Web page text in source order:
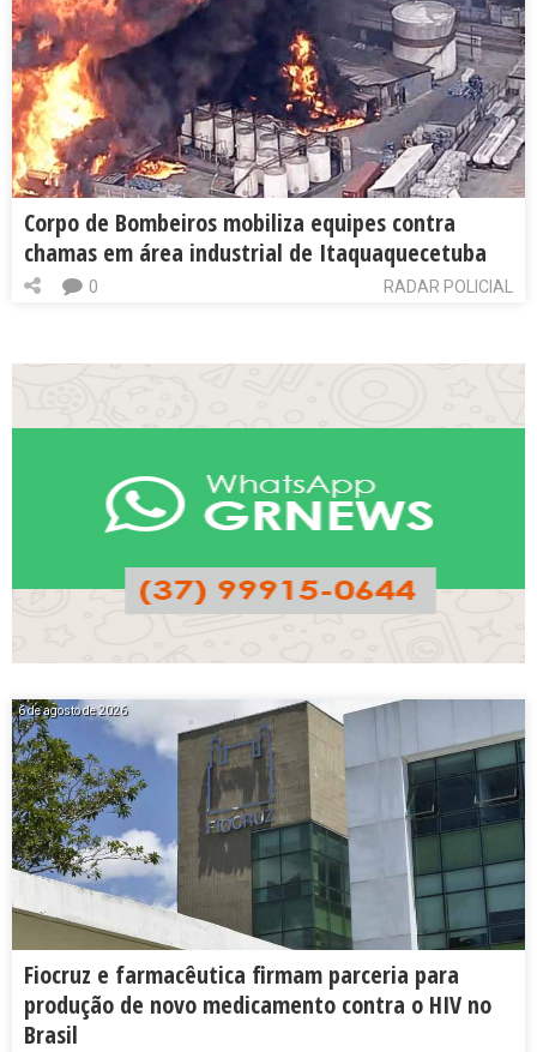
Corpo de Bombeiros mobiliza equipes contra
chamas em área industrial de Itaquaquecetuba
RADAR POLICIAL
0
6 de agosto de 2026
Fiocruz e farmacêutica firmam parceria para
produção de novo medicamento contra o HIV no
Brasil